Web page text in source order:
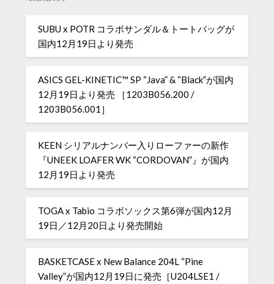
SUBU x POTR コラボサンダル＆トートバッグが
国内12月19日より発売
ASICS GEL-KINETIC™ SP “Java” & “Black”が国内
12月19日より発売 ［1203B056.200 /
1203B056.001］
KEEN シリアルナンバー入りローファーの新作
『UNEEK LOAFER WK “CORDOVAN”』が国内
12月19日より発売
TOGA x Tabio コラボソックス第6弾が国内12月
19日／12月20日より発売開始
BASKETCASE x New Balance 204L “Pine
Valley”が国内12月19日に発売［U204LSE1 /